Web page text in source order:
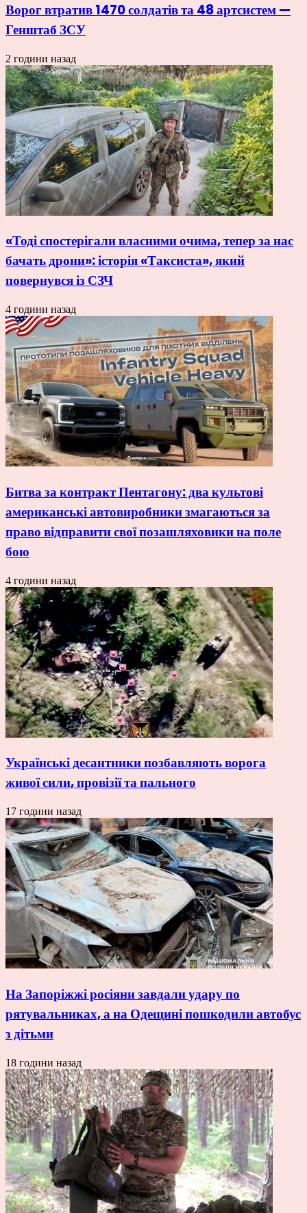
Ворог втратив 1470 солдатів та 48 артсистем —
Генштаб ЗСУ
2 години назад
«Тоді спостерігали власними очима, тепер за нас
бачать дрони»: історія «Таксиста», який
повернувся із СЗЧ
4 години назад
Битва за контракт Пентагону: два культові
американські автовиробники змагаються за
право відправити свої позашляховики на поле
бою
4 години назад
Українські десантники позбавляють ворога
живої сили, провізії та пального
17 години назад
На Запоріжжі росіяни завдали удару по
рятувальниках, а на Одещині пошкодили автобус
з дітьми
18 години назад